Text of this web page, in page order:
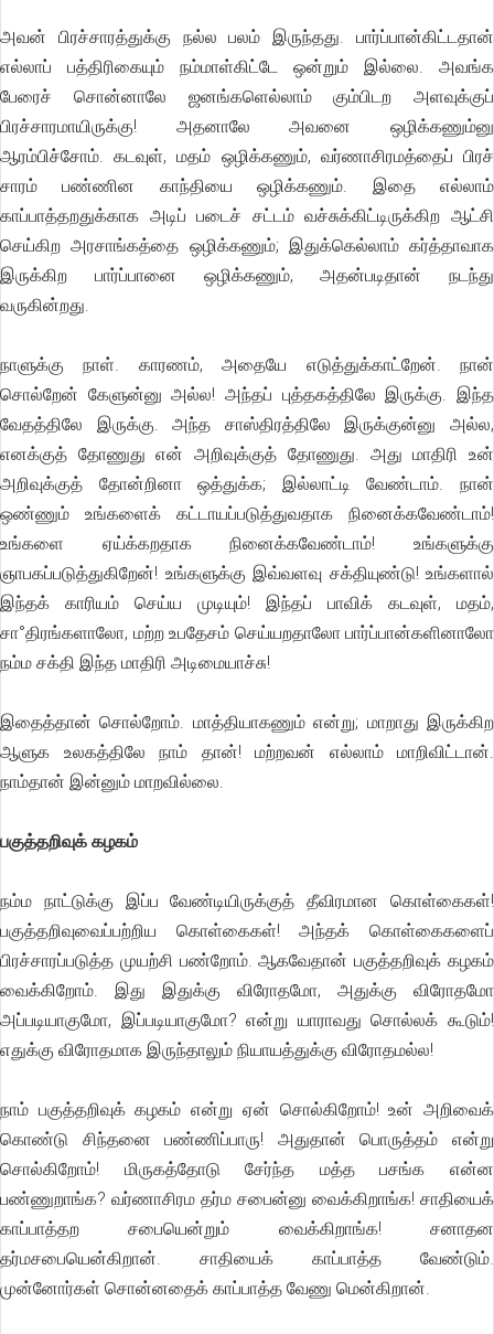
அவன் பிரச்சாரத்துக்கு நல்ல பலம் இருந்தது. பார்ப்பான்கிட்டதான்
எல்லாப் பத்திரிகையும் நம்மாள்கிட்டே ஒன்றும் இல்லை. அவங்க
பேரைச் சொன்னாலே ஜனங்களெல்லாம் கும்பிடற அளவுக்குப்
பிரச்சாரமாயிருக்கு! அதனாலே அவனை ஒழிக்கணும்னு
ஆரம்பிச்சோம். கடவுள், மதம் ஒழிக்கணும், வர்ணாசிரமத்தைப் பிரச்
சாரம் பண்ணின காந்தியை ஒழிக்கணும். இதை எல்லாம்
காப்பாத்தறதுக்காக அடிப் படைச் சட்டம் வச்சுக்கிட்டிருக்கிற ஆட்சி
செய்கிற அரசாங்கத்தை ஒழிக்கணும்; இதுக்கெல்லாம் கர்த்தாவாக
இருக்கிற பார்ப்பானை ஒழிக்கணும், அதன்படிதான் நடந்து
வருகின்றது.
நாளுக்கு நாள். காரணம், அதையே எடுத்துக்காட்றேன். நான்
சொல்றேன் கேளுன்னு அல்ல! அந்தப் புத்தகத்திலே இருக்கு. இந்த
வேதத்திலே இருக்கு. அந்த சாஸ்திரத்திலே இருக்குன்னு அல்ல,
எனக்குத் தோணுது என் அறிவுக்குத் தோணுது. அது மாதிரி உன்
அறிவுக்குத் தோன்றினா ஒத்துக்க; இல்லாட்டி வேண்டாம். நான்
ஒண்ணும் உங்களைக் கட்டாயப்படுத்துவதாக நினைக்கவேண்டாம்!
உங்களை ஏய்க்கறதாக நினைக்கவேண்டாம்! உங்களுக்கு
ஞாபகப்படுத்துகிறேன்! உங்களுக்கு இவ்வளவு சக்தியுண்டு! உங்களால்
இந்தக் காரியம் செய்ய முடியும்! இந்தப் பாவிக் கடவுள், மதம்,
சா°திரங்களாலோ, மற்ற உபதேசம் செய்யறதாலோ பார்ப்பான்களினாலோ
நம்ம சக்தி இந்த மாதிரி அடிமையாச்சு!
இதைத்தான் சொல்றோம். மாத்தியாகணும் என்று; மாறாது இருக்கிற
ஆளுக உலகத்திலே நாம் தான்! மற்றவன் எல்லாம் மாறிவிட்டான்.
நாம்தான் இன்னும் மாறவில்லை.
பகுத்தறிவுக் கழகம்
நம்ம நாட்டுக்கு இப்ப வேண்டியிருக்குத் தீவிரமான கொள்கைகள்!
பகுத்தறிவுவைப்பற்றிய கொள்கைகள்! அந்தக் கொள்கைகளைப்
பிரச்சாரப்படுத்த முயற்சி பண்றோம். ஆகவேதான் பகுத்தறிவுக் கழகம்
வைக்கிறோம். இது இதுக்கு விரோதமோ, அதுக்கு விரோதமோ
அப்படியாகுமோ, இப்படியாகுமோ? என்று யாராவது சொல்லக் கூடும்!
எதுக்கு விரோதமாக இருந்தாலும் நியாயத்துக்கு விரோதமல்ல!
நாம் பகுத்தறிவுக் கழகம் என்று ஏன் சொல்கிறோம்! உன் அறிவைக்
கொண்டு சிந்தனை பண்ணிப்பாரு! அதுதான் பொருத்தம் என்று
சொல்கிறோம்! மிருகத்தோடு சேர்ந்த மத்த பசங்க என்ன
பண்ணுறாங்க? வர்ணாசிரம தர்ம சபைன்னு வைக்கிறாங்க! சாதியைக்
காப்பாத்தற சபையென்றும் வைக்கிறாங்க! சனாதன
தர்மசபையென்கிறான். சாதியைக் காப்பாத்த வேண்டும்.
முன்னோர்கள் சொன்னதைக் காப்பாத்த வேணு மென்கிறான்.